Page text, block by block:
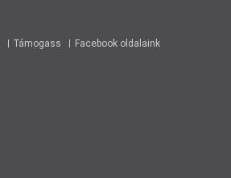
Támogass
Facebook oldalaink